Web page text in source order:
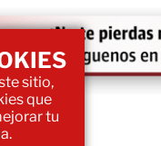
sitio,
que
tu